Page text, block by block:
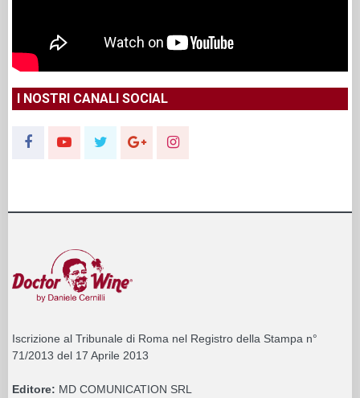
I NOSTRI CANALI SOCIAL
Iscrizione al Tribunale di Roma nel Registro della Stampa n°
71/2013 del 17 Aprile 2013
Editore: MD COMUNICATION SRL